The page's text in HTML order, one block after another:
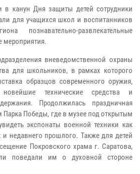
в канун Дня защиты детей сотрудники
для учащихся школ и воспитанников
познавательно-развлекательные
мероприятия.
вневедомственной охраны
для школьников, в рамках которого
образцов современного оружия,
новейшие технические средства и
Продолжилась праздничная
Победы, где в музее под открытым
экспонаты военной техники как
недавнего прошлого. Также для детей
Покровского храма г. Саратова,
поведали им о духовной стороне